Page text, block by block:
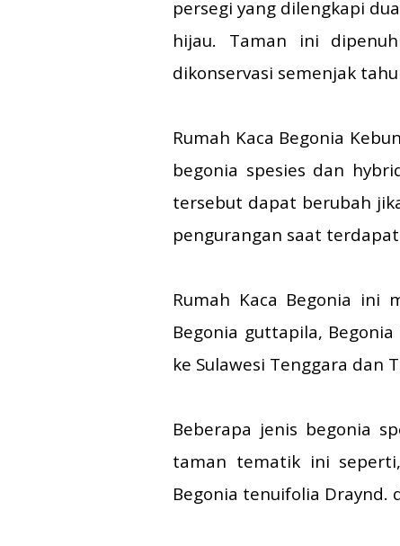
persegi yang dilengkapi
hijau. Taman ini
dikonservasi semenjak
Rumah Kaca Begonia
begonia spesies dan
tersebut dapat berubah
pengurangan saat
Rumah Kaca Begonia ini
Begonia guttapila,
ke Sulawesi Tenggara dan
Beberapa jenis begonia
taman tematik ini
Begonia tenuifolia